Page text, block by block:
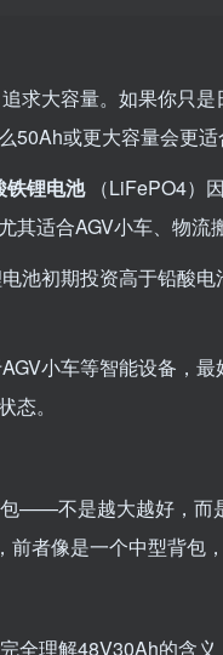
追求大容量。如果你只
50Ah或更大容量会更适
铁锂电池 （LiFePO4）
其适合AGV小车、物流
电池初期投资高于铅酸
AGV小车等智能设备，
态。
——不是越大越好，而
前者像是一个中型背
全理解48V30Ah的含